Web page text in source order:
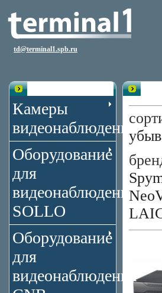
td@terminal1.spb.ru
Камеры
видеонаблюдения
Оборудование
для
видеонаблюдения
SOLLO
Оборудование
для
видеонаблюдения